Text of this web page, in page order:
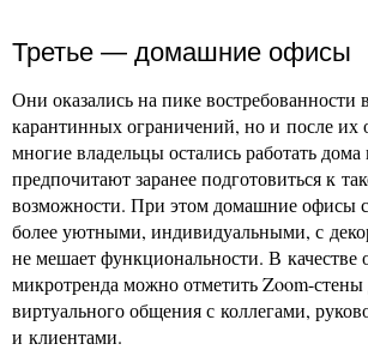
Третье — домашние офисы
Они оказались на пике востребованности
карантинных ограничений, но и после их
многие владельцы остались работать дома
предпочитают заранее подготовиться к
возможности. При этом домашние офисы
более уютными, индивидуальными, с
не мешает функциональности. В качестве
микротренда можно отметить Zoom-стены
виртуального общения с коллегами,
и клиентами.